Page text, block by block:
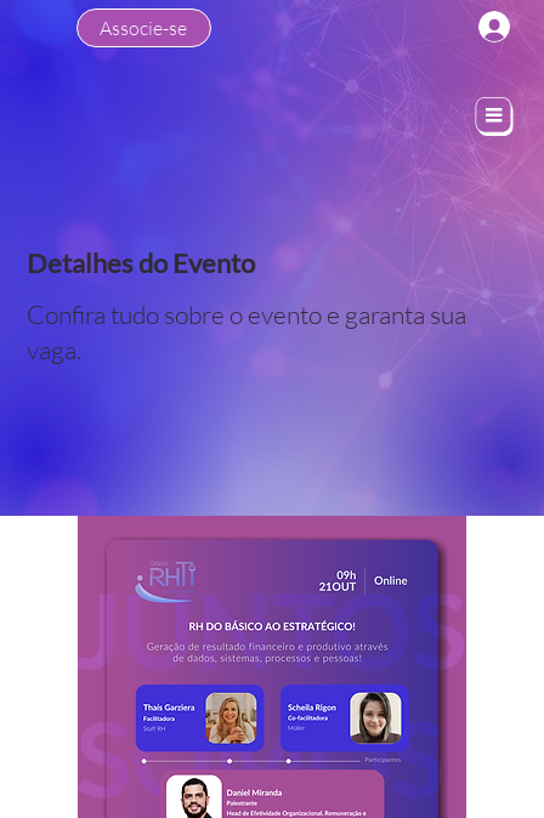
Associe-se
Detalhes do Evento
Confira tudo sobre o evento e garanta sua
vaga.